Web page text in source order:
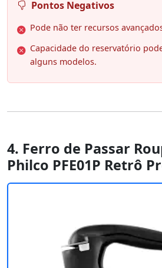
Pontos Negativos
Pode não ter recursos
Capacidade do reservatório
alguns modelos.
4. Ferro de Passar
Philco PFE01P Retrô